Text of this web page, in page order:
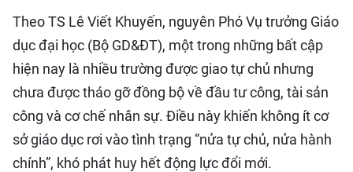
Theo TS Lê Viết Khuyến, nguyên Phó Vụ trưởng Giáo
dục đại học (Bộ GD&ĐT), một trong những bất cập
hiện nay là nhiều trường được giao tự chủ nhưng
chưa được tháo gỡ đồng bộ về đầu tư công, tài sản
công và cơ chế nhân sự. Điều này khiến không ít cơ
sở giáo dục rơi vào tình trạng “nửa tự chủ, nửa hành
chính”, khó phát huy hết động lực đổi mới.